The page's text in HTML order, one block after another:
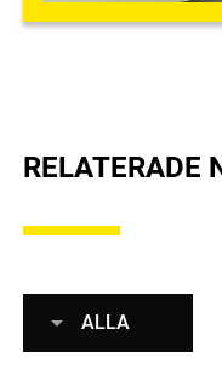
RELATERADE
ALLA